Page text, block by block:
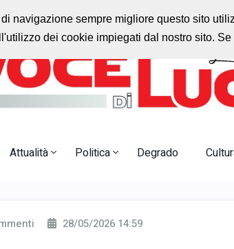
navigazione sempre migliore questo sito
dei cookie impiegati dal nostro sito.
con noi Jazz Radio Montecarlo
Attualità Politica Degrado
28/05/2026 14:59